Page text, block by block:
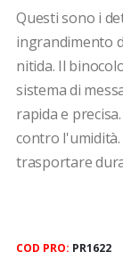
Questi sono i
ingrandimento
nitida. Il
sistema di
rapida e
contro l'umidità.
trasportare
COD PRO: PR1622